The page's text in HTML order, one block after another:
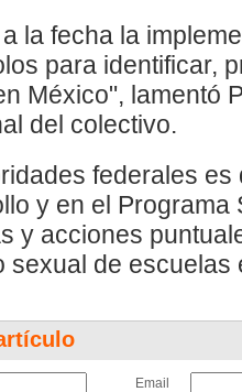
la fecha la
para identificar,
México", lamentó
del colectivo.
federales
y en el Programa
y acciones
sexual de escuelas
Email